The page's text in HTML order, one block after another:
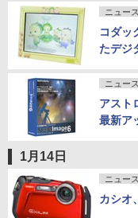
ニュース
コダッ
たデジ
ニュース
アスト
最新ア
1月14日
ニュース
カシオ